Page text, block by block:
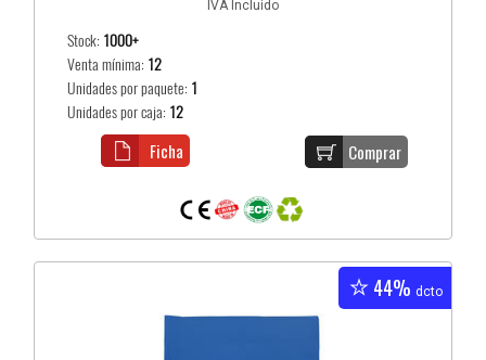
IVA Incluido
Stock: 1000+
Venta mínima: 12
Unidades por paquete: 1
Unidades por caja: 12
Comprar
Ficha
44% dcto